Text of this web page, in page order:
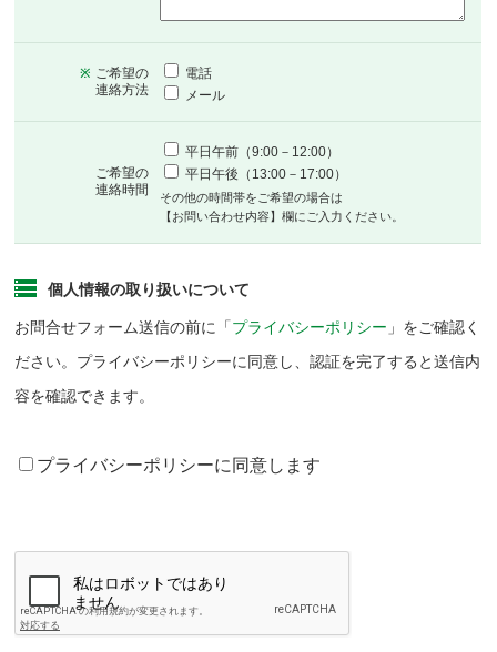
※ ご希望の
連絡方法
電話
メール
ご希望の
連絡時間
平日午前（9:00－12:00）
平日午後（13:00－17:00）
その他の時間帯をご希望の場合は
【お問い合わせ内容】欄にご入力ください。
個人情報の取り扱いについて
お問合せフォーム送信の前に「プライバシーポリシー 」をご確認く
ださい。プライバシーポリシーに同意し、認証を完了すると送信内
容を確認できます。
プライバシーポリシーに同意します